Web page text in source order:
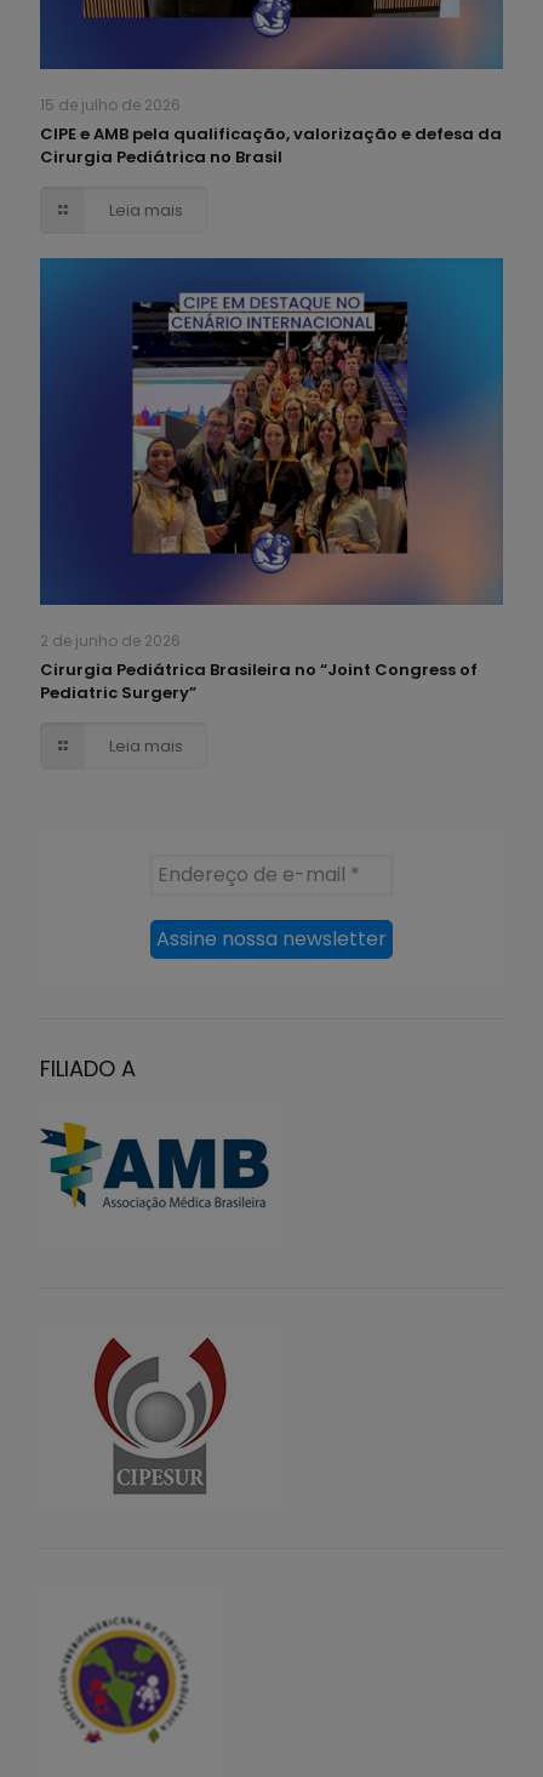
15 de julho de 2026
CIPE e AMB pela qualificação, valorização e defesa da
Cirurgia Pediátrica no Brasil
Leia mais
2 de junho de 2026
Cirurgia Pediátrica Brasileira no “Joint Congress of
Pediatric Surgery”
Leia mais
FILIADO A